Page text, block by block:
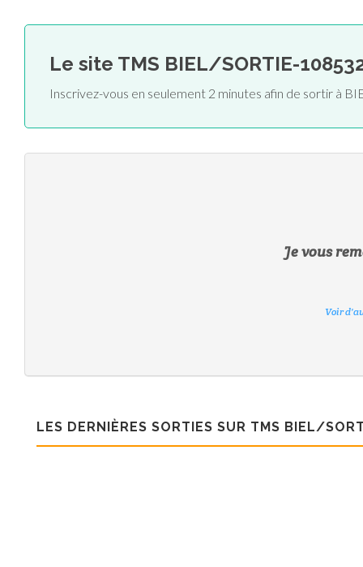
Le site TMS BIEL/SORTIE-
Inscrivez-vous en seulement 2 minutes afin de sortir à
Je vous
Voir
Voir
LES DERNIÈRES SORTIES SUR TMS BIEL/